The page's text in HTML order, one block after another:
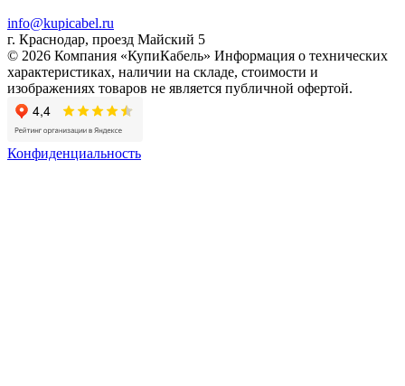
info@kupicabel.ru
г. Краснодар, проезд Майский 5
© 2026 Компания «КупиКабель» Информация о технических
характеристиках, наличии на складе, стоимости и
изображениях товаров не является публичной офертой.
Конфиденциальность